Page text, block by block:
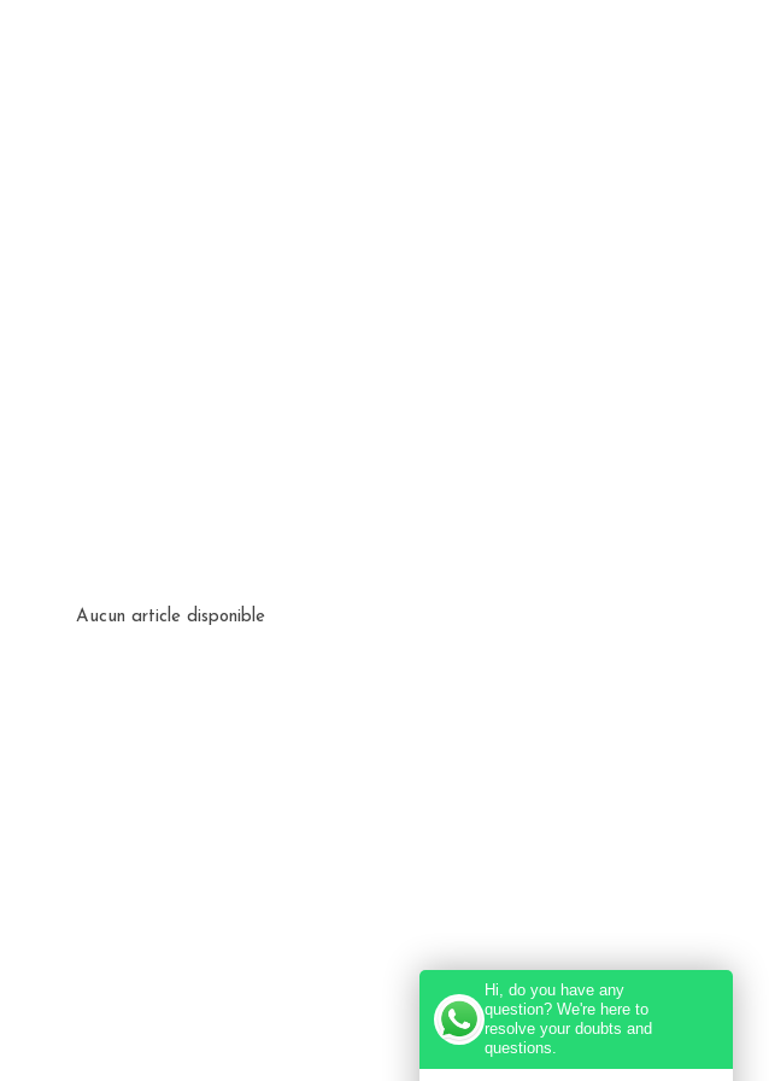
Aucun article disponible
Hi, do you have any
question? We're here to
resolve your doubts and
questions.